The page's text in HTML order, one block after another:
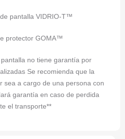
pantalla VIDRIO-T™
protector GOMA™
no tiene garantía por
Se recomienda que la
sea a cargo de una persona con
garantía en caso de perdida
el transporte**